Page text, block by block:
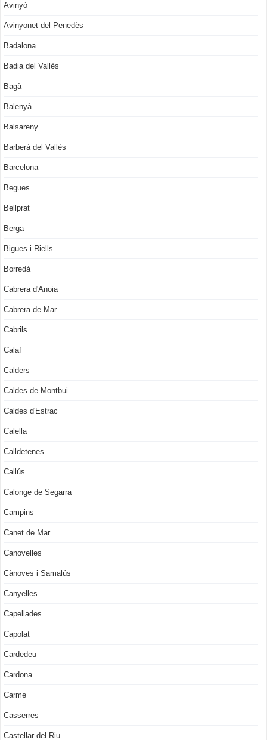
Avinyó
Avinyonet del Penedès
Badalona
Badia del Vallès
Bagà
Balenyà
Balsareny
Barberà del Vallès
Barcelona
Begues
Bellprat
Berga
Bigues i Riells
Borredà
Cabrera d'Anoia
Cabrera de Mar
Cabrils
Calaf
Calders
Caldes de Montbui
Caldes d'Estrac
Calella
Calldetenes
Callús
Calonge de Segarra
Campins
Canet de Mar
Canovelles
Cànoves i Samalús
Canyelles
Capellades
Capolat
Cardedeu
Cardona
Carme
Casserres
Castellar del Riu